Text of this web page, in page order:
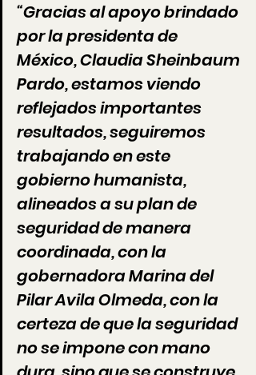
“Gracias al apoyo brindado
por la presidenta de
México, Claudia Sheinbaum
Pardo, estamos viendo
reflejados importantes
resultados, seguiremos
trabajando en este
gobierno humanista,
alineados a su plan de
seguridad de manera
coordinada, con la
gobernadora Marina del
Pilar Avila Olmeda, con la
certeza de que la seguridad
no se impone con mano